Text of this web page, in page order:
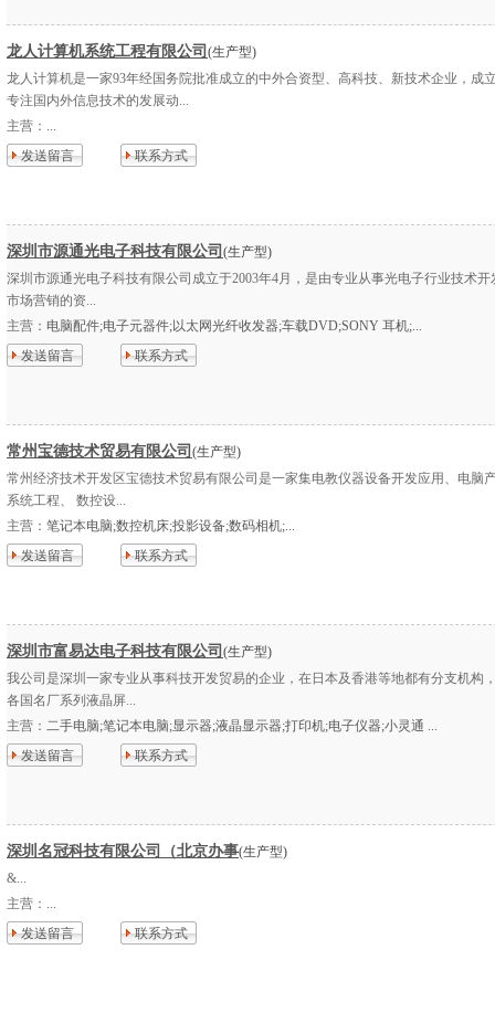
龙人计算机系统工程有限公司 (生产型)
龙人计算机是一家93年经国务院批准成立的中外合资型、高科技、新技术企业，成
专注国内外信息技术的发展动...
主营： ...
发送留言
联系方式
深圳市源通光电子科技有限公司 (生产型)
深圳市源通光电子科技有限公司成立于2003年4月，是由专业从事光电子行业技术开
市场营销的资...
主营： 电脑配件;电子元器件;以太网光纤收发器;车载DVD;SONY 耳机;...
发送留言
联系方式
常州宝德技术贸易有限公司 (生产型)
常州经济技术开发区宝德技术贸易有限公司是一家集电教仪器设备开发应用、电脑
系统工程、 数控设...
主营： 笔记本电脑;数控机床;投影设备;数码相机;...
发送留言
联系方式
深圳市富易达电子科技有限公司 (生产型)
我公司是深圳一家专业从事科技开发贸易的企业，在日本及香港等地都有分支机构
各国名厂系列液晶屏...
主营： 二手电脑;笔记本电脑;显示器;液晶显示器;打印机;电子仪器;小灵通 ...
发送留言
联系方式
深圳名冠科技有限公司（北京办事(生产型)
&...
主营： ...
发送留言
联系方式